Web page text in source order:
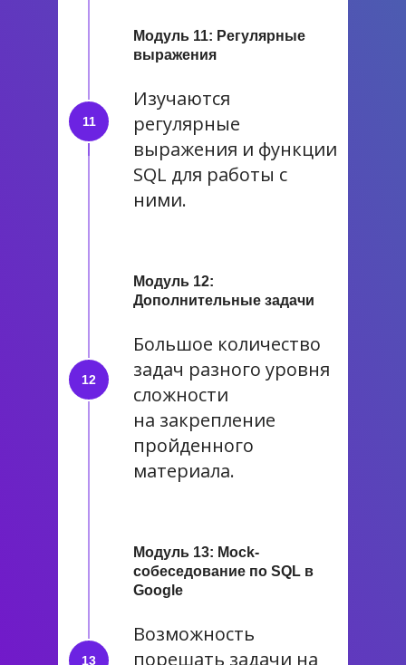
Модуль 11: Регулярные
выражения
Изучаются
регулярные
выражения и функции
SQL для работы с
ними.
Модуль 12:
Дополнительные задачи
Большое количество
задач разного уровня
сложности
на закрепление
пройденного
материала.
Модуль 13: Mock-
собеседование по SQL в
Google
Возможность
порешать задачи на